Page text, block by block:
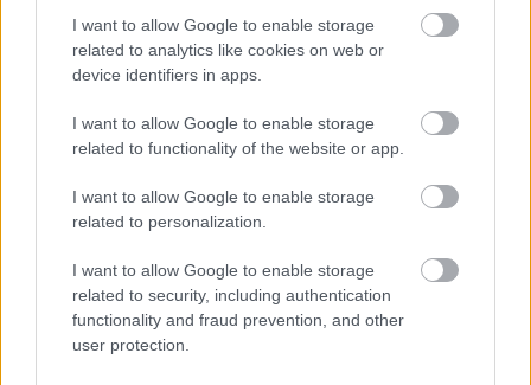
I want to allow Google to enable storage
related to analytics like cookies on web or
device identifiers in apps.
I want to allow Google to enable storage
related to functionality of the website or app.
I want to allow Google to enable storage
related to personalization.
I want to allow Google to enable storage
related to security, including authentication
functionality and fraud prevention, and other
user protection.
semmi problémája.
Akkor lett igazán szürreális a vita, amikor Biden
vetették, hogy túl fiatal a politikához, most pedig
három évvel idősebb Trumpnál. A republikánus
eredményeit hozta fel a maga védelmében,
hogy aztán a jelöltek elvitatkozzanak azon, hogy
ki nyerne egy golfmeccsen.